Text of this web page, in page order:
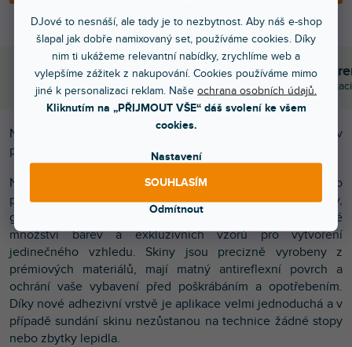
DJové to nesnáší, ale tady je to nezbytnost. Aby náš e-shop
šlapal jak dobře namixovaný set, používáme cookies. Díky
nim ti ukážeme relevantní nabídky, zrychlíme web a
vylepšíme zážitek z nakupování. Cookies používáme mimo
jiné k personalizaci reklam. Naše ochrana osobních údajů.
Kliknutím na „PŘIJMOUT VŠE“ dáš svolení ke všem
cookies.
Nastavení
Odmítnout
SOUHLASÍM
Objednej do 15:00
A máš to druhý den doma
Poradíme s
Chválí nás za komunikaci
Nalepovací skin pro MIDI kontroler AlphaTheta DDJ-GRV6 v
provedení Mash-Up Retro Modern.
Nalepovací skiny Doto Design jsou perfektní pro
přizpůsobení vzhledu vašeho DJ vybavení(mixážní pulty,
gramofony, přehrávače, kontrolery). Na výběr je velké
množství barev a exkluzivních vzorů pro vytvoření
jedinečného vzhledu. Skiny jsou precizně vyrobeny z
prémiových materiálů, mají matný antireflexní povrch a
ochrání vaše vybavení před poškrábáním a opotřebením.
Díky nové adhezivní vrstvě je aplikace velmi jednoduchá a v
případě sundání skinu nezůstanou na technice žádné stopy
nebo zbytky lepidla.